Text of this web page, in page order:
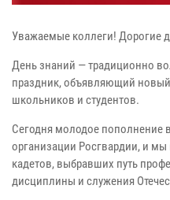
Уважаемые коллеги! Дорогие
День знаний — традиционно
праздник, объявляющий
школьников и студентов.
Сегодня молодое пополнение
организации Росгвардии, и мы
кадетов, выбравших путь
дисциплины и служения